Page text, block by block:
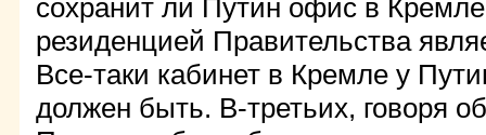
сохранит ли Путин офис в
резиденцией Правительства
Все-таки кабинет в Кремле у
должен быть. В-третьих, говоря